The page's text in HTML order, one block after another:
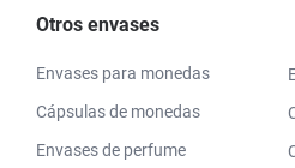
Otros envases
Envases para monedas
Cápsulas de monedas
Envases de perfume